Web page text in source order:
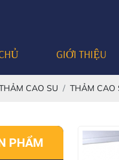
GIỚI THIỆU
CAO SU THẢM CAO
PHẨM